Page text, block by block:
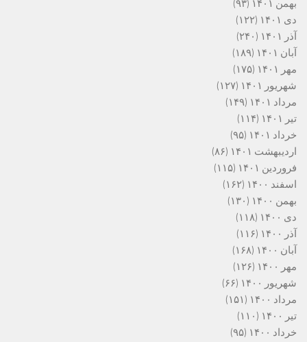
بهمن ۱۴۰۱
(۹۳)
دی ۱۴۰۱
(۱۲۲)
آذر ۱۴۰۱
(۲۴۰)
آبان ۱۴۰۱
(۱۸۹)
مهر ۱۴۰۱
(۱۷۵)
شهریور ۱۴۰۱
(۱۲۷)
مرداد ۱۴۰۱
(۱۴۹)
تیر ۱۴۰۱
(۱۱۴)
خرداد ۱۴۰۱
(۹۵)
اردیبهشت ۱۴۰۱
(۸۶)
فروردین ۱۴۰۱
(۱۱۵)
اسفند ۱۴۰۰
(۱۶۲)
بهمن ۱۴۰۰
(۱۳۰)
دی ۱۴۰۰
(۱۱۸)
آذر ۱۴۰۰
(۱۱۶)
آبان ۱۴۰۰
(۱۶۸)
مهر ۱۴۰۰
(۱۲۶)
شهریور ۱۴۰۰
(۶۶)
مرداد ۱۴۰۰
(۱۵۱)
تیر ۱۴۰۰
(۱۱۰)
خرداد ۱۴۰۰
(۹۵)